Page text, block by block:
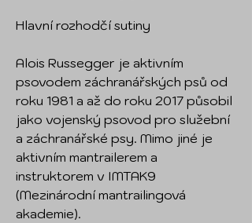
Hlavní rozhodčí sutiny
Alois Russegger je aktivním
psovodem záchranářských psů od
roku 1981 a až do roku 2017 působil
jako vojenský psovod pro služební
a záchranářské psy. Mimo jiné je
aktivním mantrailerem a
instruktorem v IMTAK9
(Mezinárodní mantrailingová
akademie).